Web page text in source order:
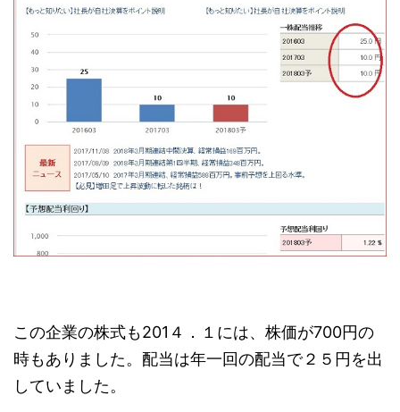
この企業の株式も201４．１には、株価が700円の
時もありました。配当は年一回の配当で２５円を出
していました。